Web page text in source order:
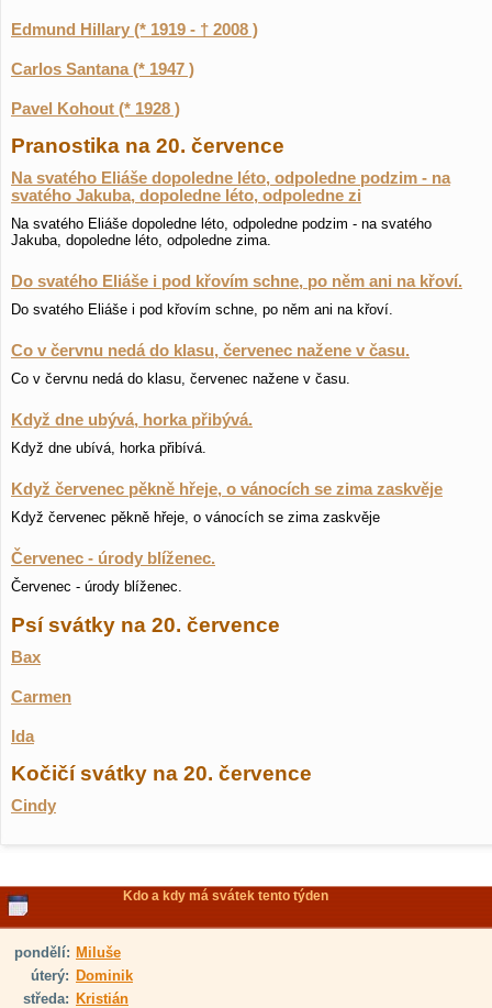
Edmund Hillary (* 1919 - † 2008 )
Carlos Santana (* 1947 )
Pavel Kohout (* 1928 )
Pranostika na 20. července
Na svatého Eliáše dopoledne léto, odpoledne podzim - na
svatého Jakuba, dopoledne léto, odpoledne zi
Na svatého Eliáše dopoledne léto, odpoledne podzim - na svatého
Jakuba, dopoledne léto, odpoledne zima.
Do svatého Eliáše i pod křovím schne, po něm ani na křoví.
Do svatého Eliáše i pod křovím schne, po něm ani na křoví.
Co v červnu nedá do klasu, červenec nažene v času.
Co v červnu nedá do klasu, červenec nažene v času.
Když dne ubývá, horka přibývá.
Když dne ubívá, horka přibívá.
Když červenec pěkně hřeje, o vánocích se zima zaskvěje
Když červenec pěkně hřeje, o vánocích se zima zaskvěje
Červenec - úrody blíženec.
Červenec - úrody blíženec.
Psí svátky na 20. července
Bax
Carmen
Ida
Kočičí svátky na 20. července
Cindy
Kdo a kdy má svátek tento týden
pondělí: Miluše
úterý: Dominik
středa: Kristián